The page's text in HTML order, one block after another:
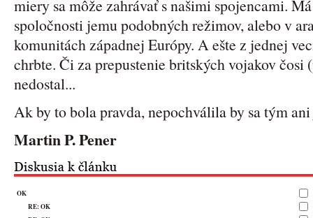
miery sa môže zahrávať s našimi spojencami.
spoločnosti jemu podobných režimov, alebo v
komunitách západnej Európy. A ešte z jednej
chrbte. Či za prepustenie britských vojakov čosi
nedostal...
Ak by to bola pravda, nepochválila by sa tým
Martin P. Pener
OK
RE: OK